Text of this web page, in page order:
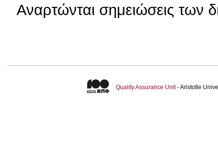
Αναρτώνται σημειώσεις των
Quality Assurance Unit- Aristotle